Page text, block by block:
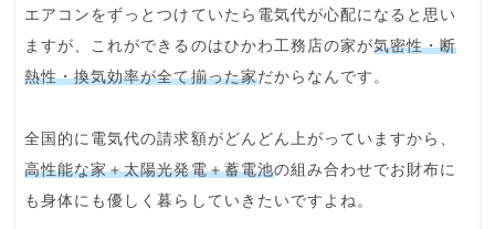
エアコンをずっとつけていたら 電気代が心配になると思い
ますが、これができるのはひかわ工務店の家が気密性・断
熱性・換気効率が全て揃った家だからなんです。
全国的に電気代の請求額がどんどん上がっていますから、
高性能な家＋太陽光発電＋蓄電池の組み合わせでお財布に
も身体にも優しく暮らしていきたいですよね。